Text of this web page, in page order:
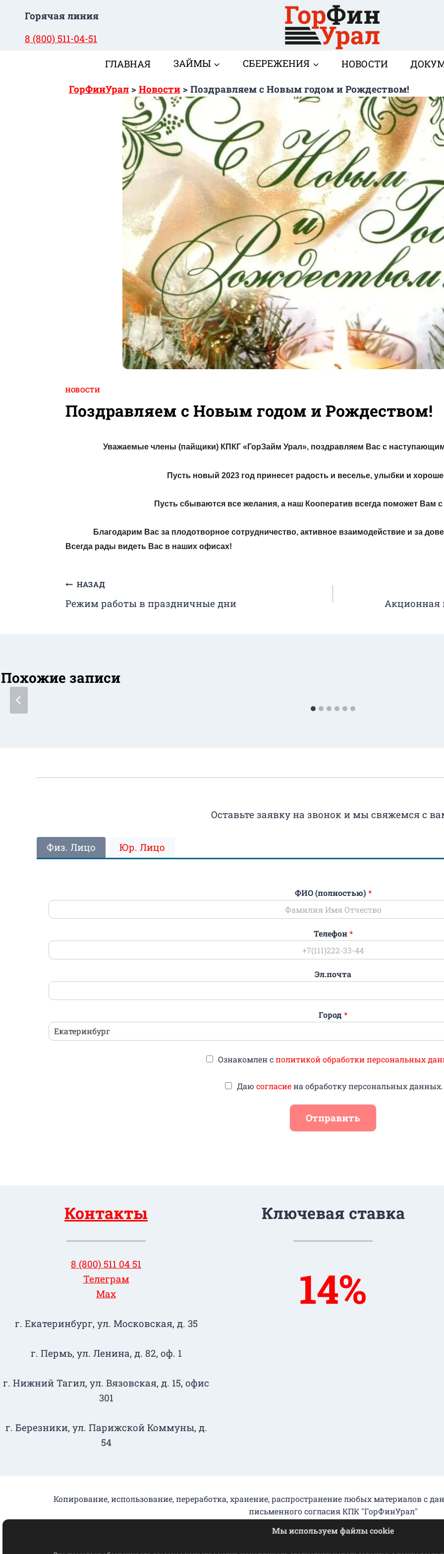
содержимому
Горячая линия
8 (800) 511-04-51
ГЛАВНАЯ ЗАЙМЫ СБЕРЕЖЕНИЯ НОВОСТИ
ГорФинУрал> Новости> Поздравляем с Новым годом и Рождеством!
НОВОСТИ
Поздравляем с Новым годом и Рождеством!
Уважаемые члены (пайщики) КПКГ «ГорЗайм Урал», поздравляем Вас с
Пусть новый 2023 год принесет радость и веселье, улыбки и
Пусть сбываются все желания, а наш Кооператив всегда поможет Вам
Благодарим Вас за плодотворное сотрудничество, активное взаимодействие и за
Всегда рады видеть Вас в наших офисах!
Навигация
по
НАЗАД
Режим работы в праздничные дни
Похожие записи
Оставьте заявку на звонок и мы свяжемся с
Физ. Лицо Юр. Лицо
ФИО (полностью) *
Телефон*
Эл.почта
Город *
Ознакомлен сполитикой обработки персональных
Даю согласиена обработку персональных данных.
Отправить
Контакты
8 (800) 511 04 51
Телеграм
Max
г. Екатеринбург, ул. Московская, д. 35
г. Пермь, ул. Ленина, д. 82, оф. 1
г. Нижний Тагил​, ул. Вязовская, д. 15, офис
301
г. Березники, ул. Парижской Коммуны, д.
54
Ключевая ставка
14%
Копирование, использование, переработка, хранение, распространение любых материалов с
письменного согласия КПК "ГорФинУрал"
Отказ от взаимодействия
© 2026 ГорФинУрал
Мы используем файлы cookie